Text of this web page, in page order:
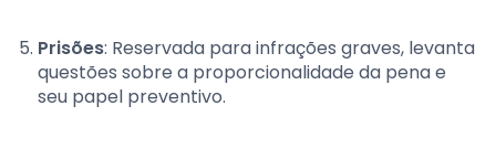
Prisões: Reservada para infrações graves, levanta
questões sobre a proporcionalidade da pena e
seu papel preventivo.